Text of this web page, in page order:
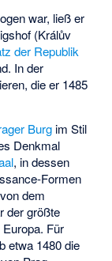
war, ließ er
(Králův
der Republik
In der
die er 1485
Burg im Stil
Denkmal
, in dessen
Formen
dem
der größte
Für
etwa 1480 die